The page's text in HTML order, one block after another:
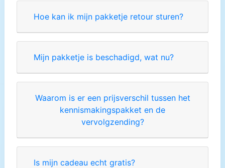
Hoe kan ik mijn pakketje retour sturen?
Mijn pakketje is beschadigd, wat nu?
Waarom is er een prijsverschil tussen het
kennismakingspakket en de
vervolgzending?
Is mijn cadeau echt gratis?